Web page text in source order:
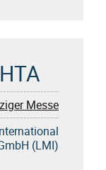
Messe
(LMI)